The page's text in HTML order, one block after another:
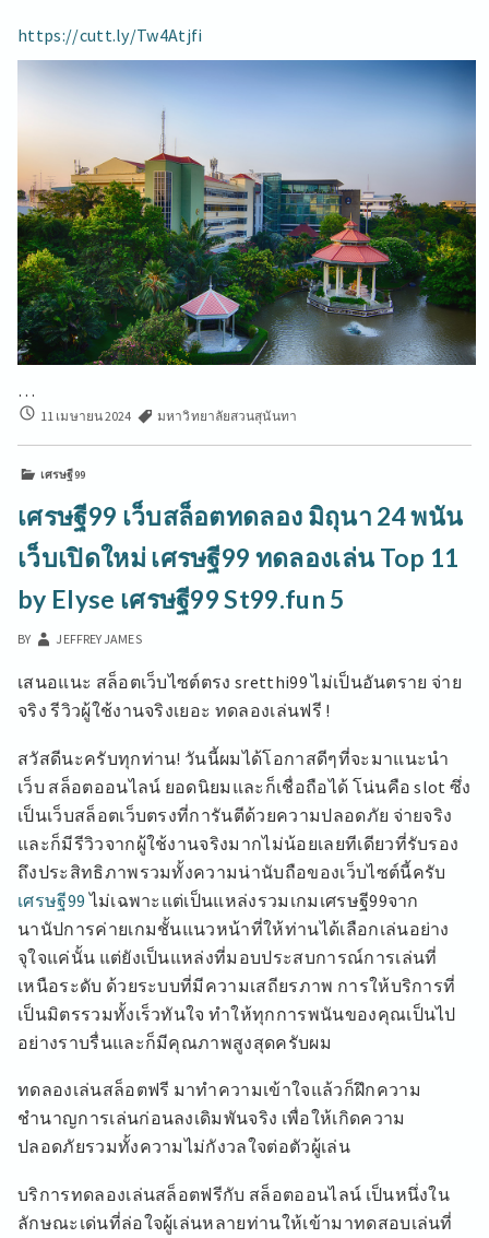
https://cutt.ly/Tw4Atjfi
…
ราชภัฏ
16
2024
ราชภัฏ
สวนสุนันทา
มหา
ลัย
ราชภัฏ
1
ไทย
อันดับ
1
มหาวิทยาลัย
ราชภัฏ
มหาวิทยาลัย
สวนสุนันทา
รับ
นักศึกษา
ใหม่
TOP
56
BY
MARGARETTE
11 เมษายน 2024 มหาวิทยาลัยสวนสุนันทา
เศรษฐี99
เศรษฐี99 เว็บสล็อตทดลอง มิถุนา 24 พนัน
เว็บเปิดใหม่ เศรษฐี99 ทดลองเล่น Top 11
by Elyse เศรษฐี99 St99.fun 5
BY JEFFREY JAMES
เสนอแนะ สล็อตเว็บไซต์ตรง sretthi99 ไม่เป็นอันตราย จ่าย
จริง รีวิวผู้ใช้งานจริงเยอะ ทดลองเล่นฟรี !
สวัสดีนะครับทุกท่าน! วันนี้ผมได้โอกาสดีๆที่จะมาแนะนำ
เว็บ สล็อตออนไลน์ ยอดนิยมและก็เชื่อถือได้ โน่นคือ slot ซึ่ง
เป็นเว็บสล็อตเว็บตรงที่การันตีด้วยความปลอดภัย จ่ายจริง
และก็มีรีวิวจากผู้ใช้งานจริงมากไม่น้อยเลยทีเดียวที่รับรอง
ถึงประสิทธิภาพรวมทั้งความน่านับถือของเว็บไซต์นี้ครับ
เศรษฐี99 ไม่เฉพาะแต่เป็นแหล่งรวมเกมเศรษฐี99จาก
นานัปการค่ายเกมชั้นแนวหน้าที่ให้ท่านได้เลือกเล่นอย่าง
จุใจแค่นั้น แต่ยังเป็นแหล่งที่มอบประสบการณ์การเล่นที่
เหนือระดับ ด้วยระบบที่มีความเสถียรภาพ การให้บริการที่
เป็นมิตรรวมทั้งเร็วทันใจ ทำให้ทุกการพนันของคุณเป็นไป
อย่างราบรื่นและก็มีคุณภาพสูงสุดครับผม
ทดลองเล่นสล็อตฟรี มาทำความเข้าใจแล้วก็ฝึกความ
ชำนาญการเล่นก่อนลงเดิมพันจริง เพื่อให้เกิดความ
ปลอดภัยรวมทั้งความไม่กังวลใจต่อตัวผู้เล่น
บริการทดลองเล่นสล็อตฟรีกับ สล็อตออนไลน์ เป็นหนึ่งใน
ลักษณะเด่นที่ล่อใจผู้เล่นหลายท่านให้เข้ามาทดสอบเล่นที่